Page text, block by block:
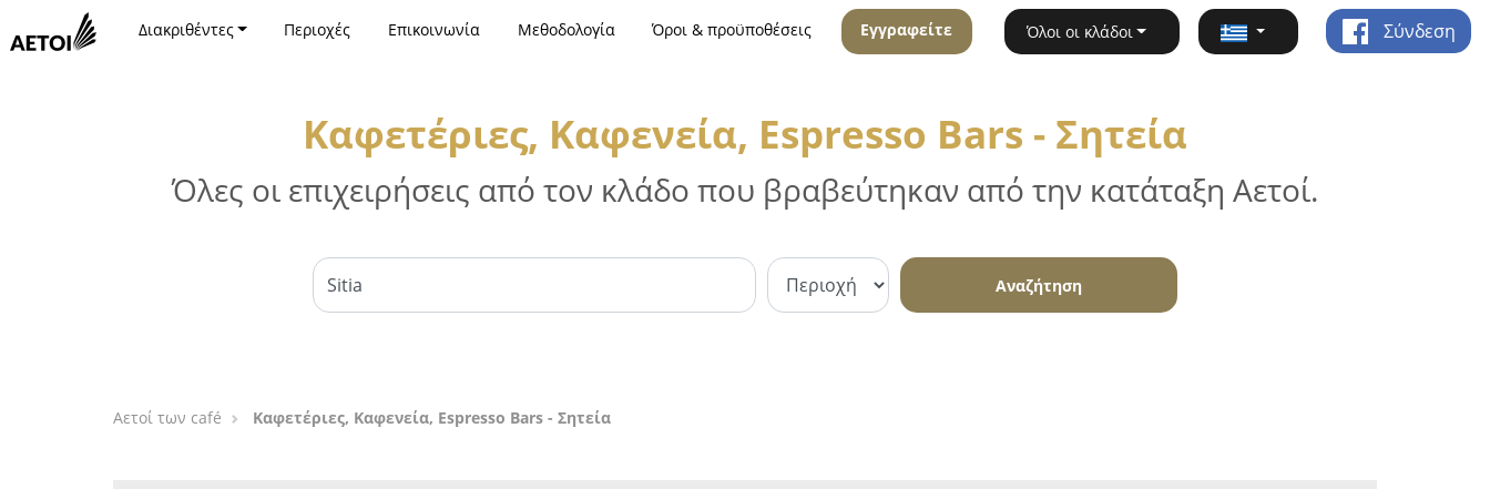
Διακριθέντες Περιοχές Επικοινωνία Μεθοδολογία Όροι & προϋποθέσεις Εγγραφείτε Όλοι οι κλάδοι Σύνδεση
Καφετέριες, Καφενεία, Espresso Bars - Σητεία
Όλες οι επιχειρήσεις από τον κλάδο που βραβεύτηκαν από την κατάταξη Αετοί.
Αναζήτηση
Αετοί των café Καφετέριες, Καφενεία, Espresso Bars - Σητεία